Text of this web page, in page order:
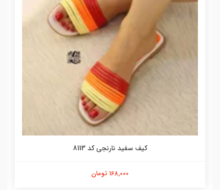
کیف سفید نارنجی کد 8113
168,000 تومان